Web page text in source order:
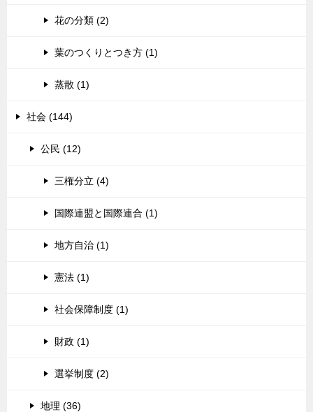
花の分類 (2)
葉のつくりとつき方 (1)
蒸散 (1)
社会 (144)
公民 (12)
三権分立 (4)
国際連盟と国際連合 (1)
地方自治 (1)
憲法 (1)
社会保障制度 (1)
財政 (1)
選挙制度 (2)
地理 (36)